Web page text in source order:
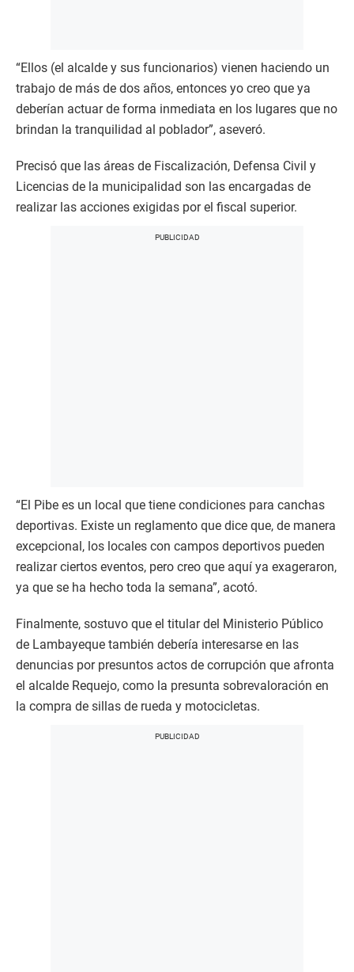
“Ellos (el alcalde y sus funcionarios) vienen haciendo un
trabajo de más de dos años, entonces yo creo que ya
deberían actuar de forma inmediata en los lugares que no
brindan la tranquilidad al poblador”, aseveró.
Precisó que las áreas de Fiscalización, Defensa Civil y
Licencias de la municipalidad son las encargadas de
realizar las acciones exigidas por el fiscal superior.
“El Pibe es un local que tiene condiciones para canchas
deportivas. Existe un reglamento que dice que, de manera
excepcional, los locales con campos deportivos pueden
realizar ciertos eventos, pero creo que aquí ya exageraron,
ya que se ha hecho toda la semana”, acotó.
Finalmente, sostuvo que el titular del Ministerio Público
de Lambayeque también debería interesarse en las
denuncias por presuntos actos de corrupción que afronta
el alcalde Requejo, como la presunta sobrevaloración en
la compra de sillas de rueda y motocicletas.